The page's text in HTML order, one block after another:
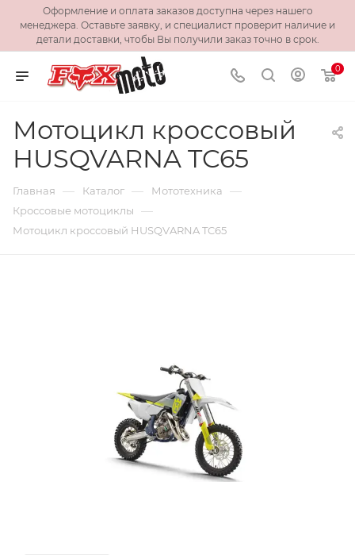
Оформление и оплата заказов доступна через нашего
менеджера. Оставьте заявку, и специалист проверит наличие и
детали доставки, чтобы Вы получили заказ точно в срок.
0
Мотоцикл кроссовый
HUSQVARNA TC65
Главная — Каталог — Мототехника —
Кроссовые мотоциклы —
Мотоцикл кроссовый HUSQVARNA TC65